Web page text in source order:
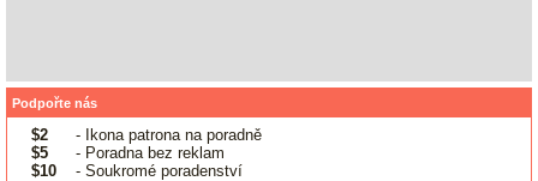
Podpořte nás
$2
- Ikona patrona na poradně
$5
- Poradna bez reklam
$10
- Soukromé poradenství